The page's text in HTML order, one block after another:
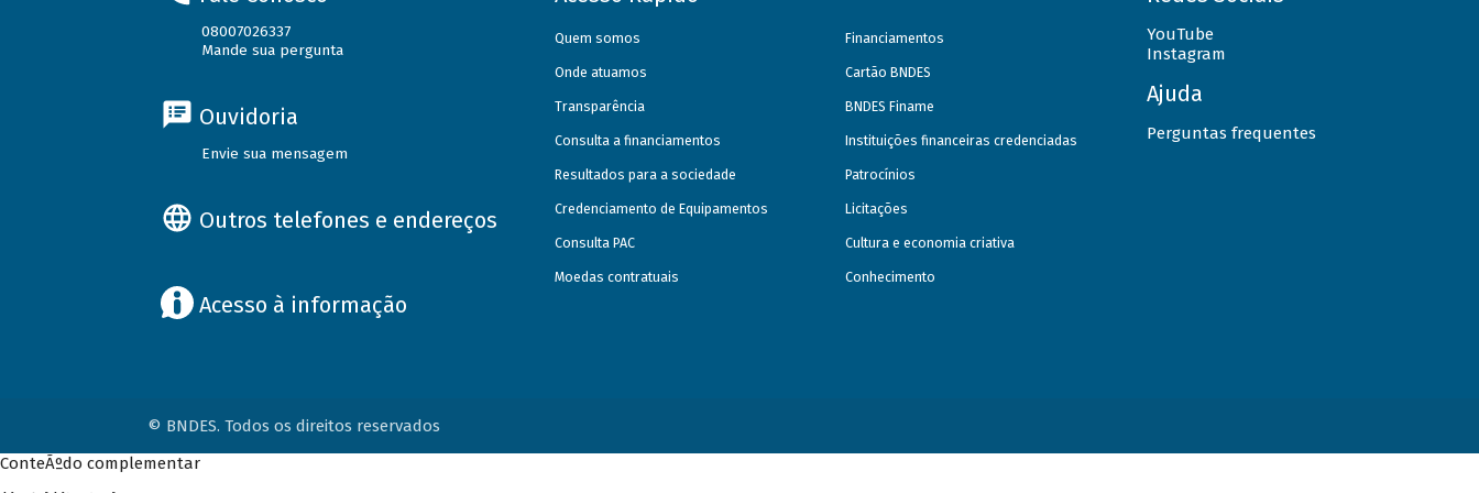
08007026337
Mande sua pergunta
Ouvidoria
Envie sua mensagem
Outros telefones e endereços
Acesso à informação
Quem somos
Onde atuamos
Transparência
Consulta a financiamentos
Resultados para a sociedade
Credenciamento de Equipamentos
Consulta PAC
Moedas contratuais
Financiamentos
Cartão BNDES
BNDES Finame
Instituições financeiras credenciadas
Patrocínios
Licitações
Cultura e economia criativa
Conhecimento
YouTube
Instagram
Ajuda
Perguntas frequentes
© BNDES. Todos os direitos reservados
ConteÃºdo complementar